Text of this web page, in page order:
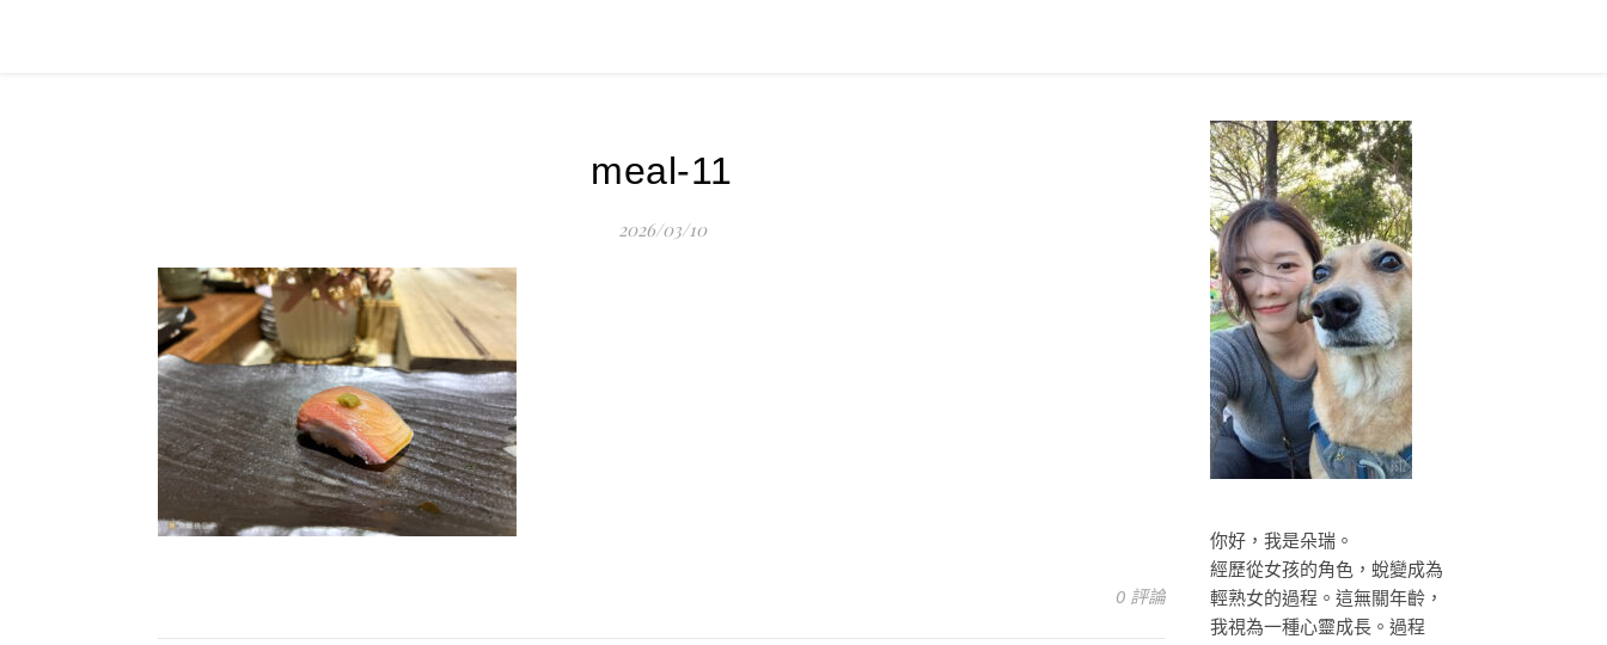
meal-11
2026/03/10
0 評論
你好，我是朵瑞。
經歷從女孩的角色，蛻變成為
輕熟女的過程。這無關年齡，
我視為一種心靈成長。過程